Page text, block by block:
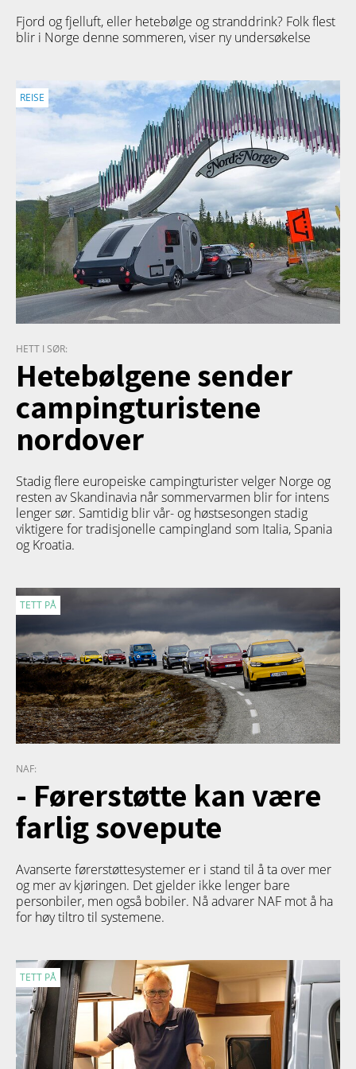
Fjord og fjelluft, eller hetebølge og stranddrink? Folk flest
blir i Norge denne sommeren, viser ny undersøkelse
REISE
HETT I SØR:
Hetebølgene sender
campingturistene
nordover
Stadig flere europeiske campingturister velger Norge og
resten av Skandinavia når sommervarmen blir for intens
lenger sør. Samtidig blir vår- og høstsesongen stadig
viktigere for tradisjonelle campingland som Italia, Spania
og Kroatia.
TETT PÅ
NAF:
- Førerstøtte kan være
farlig sovepute
Avanserte førerstøttesystemer er i stand til å ta over mer
og mer av kjøringen. Det gjelder ikke lenger bare
personbiler, men også bobiler. Nå advarer NAF mot å ha
for høy tiltro til systemene.
TETT PÅ